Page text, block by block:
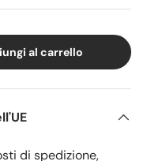
al carrello
di spedizione,